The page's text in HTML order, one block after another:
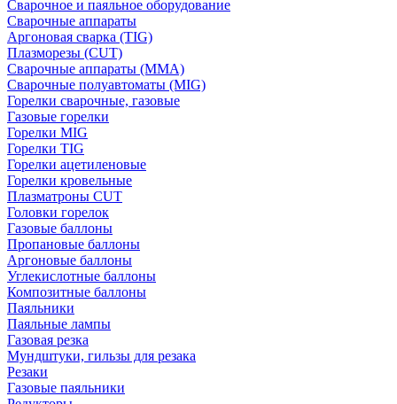
Сварочное и паяльное оборудование
Сварочные аппараты
Аргоновая сварка (TIG)
Плазморезы (CUT)
Сварочные аппараты (MMA)
Сварочные полуавтоматы (MIG)
Горелки сварочные, газовые
Газовые горелки
Горелки MIG
Горелки TIG
Горелки ацетиленовые
Горелки кровельные
Плазматроны CUT
Головки горелок
Газовые баллоны
Пропановые баллоны
Аргоновые баллоны
Углекислотные баллоны
Композитные баллоны
Паяльники
Паяльные лампы
Газовая резка
Мундштуки, гильзы для резака
Резаки
Газовые паяльники